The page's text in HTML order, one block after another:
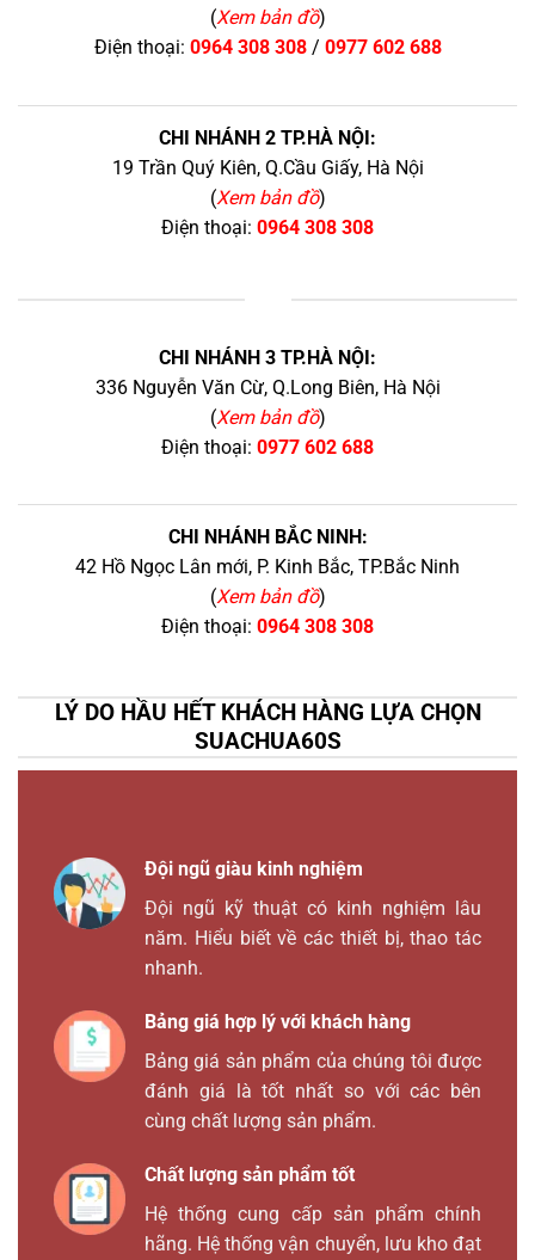
(Xem bản đồ)
Điện thoại: 0964 308 308/ 0977 602 688
CHI NHÁNH 2 TP.HÀ NỘI:
19 Trần Quý Kiên, Q.Cầu Giấy, Hà Nội
(Xem bản đồ)
Điện thoại: 0964 308 308
CHI NHÁNH 3 TP.HÀ NỘI:
336 Nguyễn Văn Cừ, Q.Long Biên, Hà Nội
(Xem bản đồ)
Điện thoại: 0977 602 688
CHI NHÁNH BẮC NINH:
42 Hồ Ngọc Lân mới, P. Kinh Bắc, TP.Bắc Ninh
(Xem bản đồ)
Điện thoại: 0964 308 308
LÝ DO HẦU HẾT KHÁCH HÀNG LỰA CHỌN
SUACHUA60S
Đội ngũ giàu kinh nghiệm
Đội ngũ kỹ thuật có kinh nghiệm lâu
năm. Hiểu biết về các thiết bị, thao tác
nhanh.
Bảng giá hợp lý với khách hàng
Bảng giá sản phẩm của chúng tôi được
đánh giá là tốt nhất so với các bên
cùng chất lượng sản phẩm.
Chất lượng sản phẩm tốt
Hệ thống cung cấp sản phẩm chính
hãng. Hệ thống vận chuyển, lưu kho đạt